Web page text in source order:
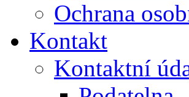
Ochrana
Kontakt
Kontaktní